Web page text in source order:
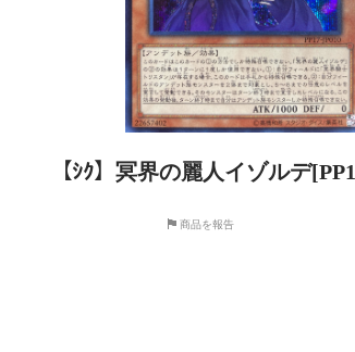
【ｼｸ】冥界の麗人イゾルデ
商品を報告